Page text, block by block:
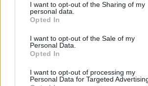
I want to opt-out of the Sharing of my
personal data.
Opted In
I want to opt-out of the Sale of my
Personal Data.
Opted In
I want to opt-out of processing my
Personal Data for Targeted
Μία συγκλονιστική στιγμή εκτυλίχθηκε
Moellhausen,…